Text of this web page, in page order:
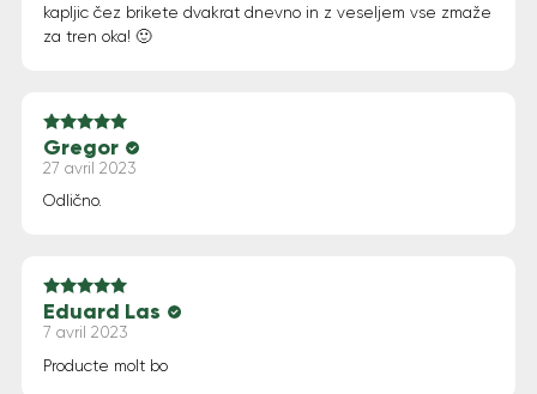
kapljic čez brikete dvakrat dnevno in z veseljem vse zmaže
za tren oka! 🙂
Note5sur 5
Gregor
27 avril 2023
Odlično.
Note5 sur 5
Eduard Las
7 avril 2023
Producte molt bo